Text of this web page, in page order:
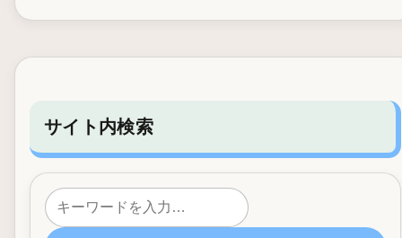
サイト内検索